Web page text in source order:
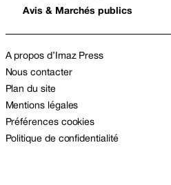
Avis & Marchés publics
A propos d’Imaz Press
Nous contacter
Plan du site
Mentions légales
Préférences cookies
Politique de confidentialité